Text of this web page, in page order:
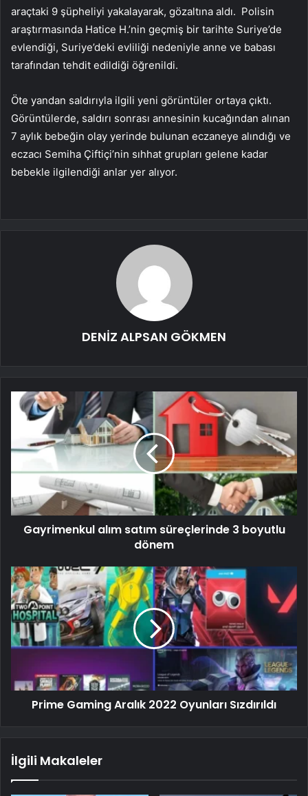
araçtaki 9 şüpheliyi yakalayarak, gözaltına aldı. Polisin
araştırmasında Hatice H.’nin geçmiş bir tarihte Suriye’de
evlendiği, Suriye’deki evliliği nedeniyle anne ve babası
tarafından tehdit edildiği öğrenildi.
Öte yandan saldırıyla ilgili yeni görüntüler ortaya çıktı.
Görüntülerde, saldırı sonrası annesinin kucağından alınan
7 aylık bebeğin olay yerinde bulunan eczaneye alındığı ve
eczacı Semiha Çiftiçi’nin sıhhat grupları gelene kadar
bebekle ilgilendiği anlar yer alıyor.
DENİZ ALPSAN GÖKMEN
Gayrimenkul alım satım süreçlerinde 3 boyutlu
dönem
Prime Gaming Aralık 2022 Oyunları Sızdırıldı
İlgili Makaleler